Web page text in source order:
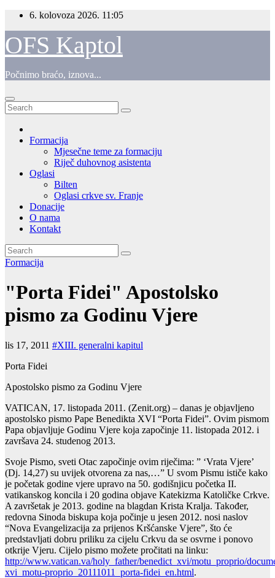
Skip
content
6. kolovoza 2026. 11:05
OFS Kaptol
Počnimo braćo, iznova...
Formacija
Mjesečne teme za formaciju
Riječ duhovnog asistenta
Oglasi
Bilten
Oglasi crkve sv. Franje
Donacije
O nama
Kontakt
Formacija
"Porta Fidei" Apostolsko
pismo za Godinu Vjere
lis 17, 2011 #XIII. generalni kapitul
Porta Fidei
Apostolsko pismo za Godinu Vjere
VATICAN, 17. listopada 2011. (Zenit.org) – danas je objavljeno
apostolsko pismo Pape Benedikta XVI “Porta Fidei”. Ovim pismom
Papa objavljuje Godinu Vjere koja započinje 11. listopada 2012. i
završava 24. studenog 2013.
Svoje Pismo, sveti Otac započinje ovim riječima: ” ‘Vrata Vjere’
(Dj. 14,27) su uvijek otvorena za nas,…” U svom Pismu ističe kako
je početak godine vjere upravo na 50. godišnjicu početka II.
vatikanskog koncila i 20 godina objave Katekizma Katoličke Crkve.
A završetak je 2013. godine na blagdan Krista Kralja. Također,
redovna Sinoda biskupa koja počinje u jesen 2012. nosi naslov
“Nova Evangelizacija za prijenos Kršćanske Vjere”, što će
predstavljati dobru priliku za cijelu Crkvu da se osvrne i ponovo
otkrije Vjeru. Cijelo pismo možete pročitati na linku:
http://www.vatican.va/holy_father/benedict_xvi/motu_proprio/
xvi_motu-proprio_20111011_porta-fidei_en.html.